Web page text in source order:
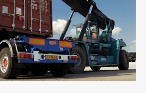
руб. Возможен догруз
до 20 т возможна для больших
упакованных в коробки, мешки,
в самые отдаленные места
полной сохранности.
предоставляет услуги по
для физических и юридических лиц